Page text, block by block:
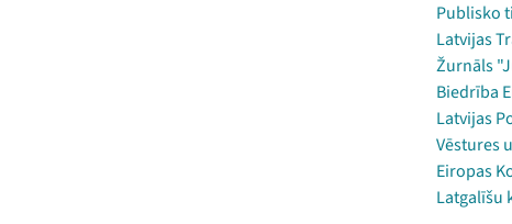
Publisko
Latvijas
Žurnāls
Biedrība
Latvijas
Vēstures
Eiropas
Latgalīšu